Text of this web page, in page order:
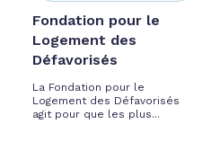
Fondation pour le
Logement des
Défavorisés
La Fondation pour le
Logement des Défavorisés
agit pour que les plus...